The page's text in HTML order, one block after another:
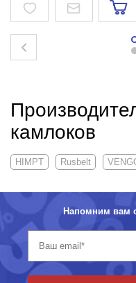
камлоков
HIMPT Rusbelt
Напомним вам